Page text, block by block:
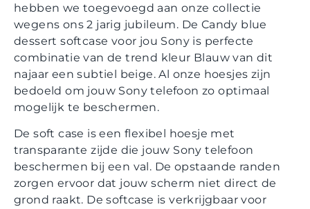
hebben we toegevoegd aan onze collectie
wegens ons 2 jarig jubileum. De Candy blue
dessert softcase voor jou Sony is perfecte
combinatie van de trend kleur Blauw van dit
najaar een subtiel beige. Al onze hoesjes zijn
bedoeld om jouw Sonytelefoon zo optimaal
mogelijk te beschermen.
De soft case is een flexibel hoesje met
transparante zijde die jouw Sony telefoon
beschermen bij een val. De opstaande randen
zorgen ervoor dat jouw scherm niet direct de
grond raakt. De softcase is verkrijgbaar voor